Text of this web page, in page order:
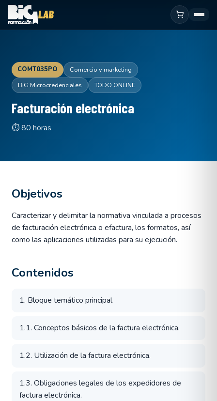
COMT035PO
Comercio y marketing
BiG Microcredenciales
TODO ONLINE
Facturación electrónica
⏱ 80 horas
Objetivos
Caracterizar y delimitar la normativa vinculada a procesos
de facturación electrónica o efactura, los formatos, así
como las aplicaciones utilizadas para su ejecución.
Contenidos
1. Bloque temático principal
1.1. Conceptos básicos de la factura electrónica.
1.2. Utilización de la factura electrónica.
1.3. Obligaciones legales de los expedidores de
factura electrónica.